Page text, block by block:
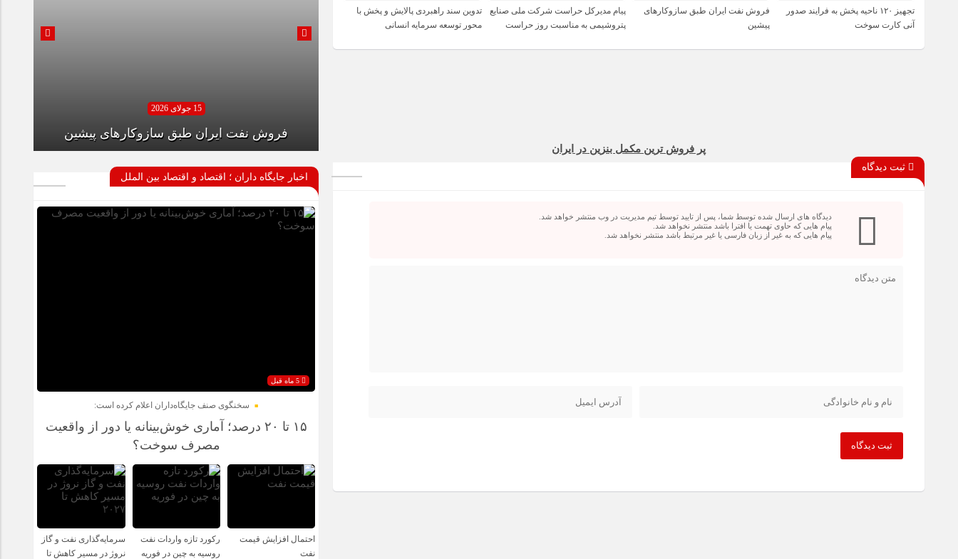
تجهیز ۱۲۰ ناحیه پخش به فرایند صدور
آنی کارت سوخت
فروش نفت ایران طبق سازوکارهای
پیشین
پیام مدیرکل حراست شرکت ملی صنایع
پتروشیمی به مناسبت روز حراست
تدوین سند راهبردی پالایش و پخش با
محور توسعه سرمایه انسانی
پر فروش ترین مکمل بنزین در ایران
ثبت دیدگاه
دیدگاه های ارسال شده توسط شما، پس از تایید توسط تیم مدیریت در وب منتشر خواهد شد.
پیام هایی که حاوی تهمت یا افترا باشد منتشر نخواهد شد.
پیام هایی که به غیر از زبان فارسی یا غیر مرتبط باشد منتشر نخواهد شد.
ثبت دیدگاه
15 جولای 2026
فروش نفت ایران طبق سازوکارهای پیشین
اخبار جایگاه داران ؛ اقتصاد و اقتصاد بین الملل
سخنگوی صنف جایگاه‌داران اعلام کرده است:
۱۵ تا ۲۰ درصد؛ آماری خوش‌بینانه یا دور از واقعیت
مصرف سوخت؟
احتمال افزایش قیمت
نفت
رکورد تازه واردات نفت
روسیه به چین در فوریه
سرمایه‌گذاری نفت و گاز
نروژ در مسیر کاهش تا